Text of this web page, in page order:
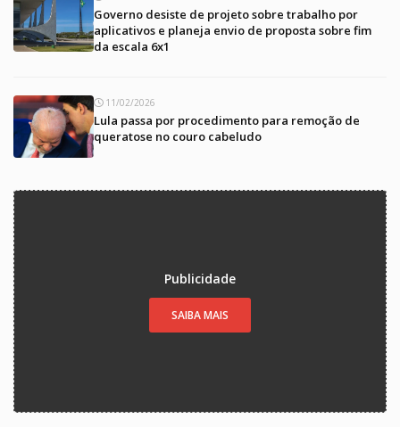
Governo desiste de projeto sobre trabalho por
aplicativos e planeja envio de proposta sobre fim
da escala 6x1
11/02/2026
Lula passa por procedimento para remoção de
queratose no couro cabeludo
Publicidade
SAIBA MAIS